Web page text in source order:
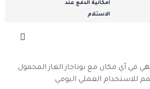
امكانية الدفع عند
الاستلام
في أي مكان مع بوتاجاز الغاز المحمول
للاستخدام العملي اليومي.